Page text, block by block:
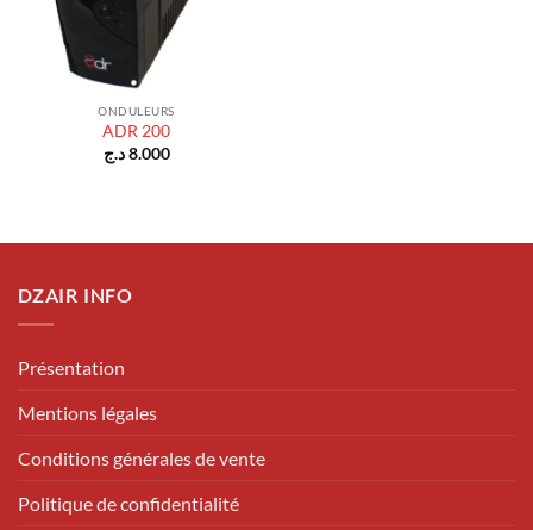
ONDULEURS
ADR 200
8.000 د.ج
DZAIR INFO
Présentation
Mentions légales
Conditions générales de vente
Politique de confidentialité